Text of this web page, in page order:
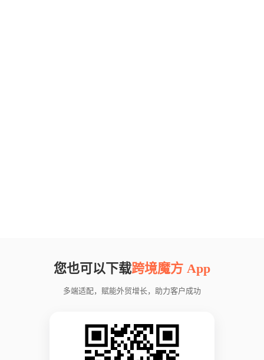
您也可以下载跨境魔方 App
多端适配，赋能外贸增长，助力客户成功